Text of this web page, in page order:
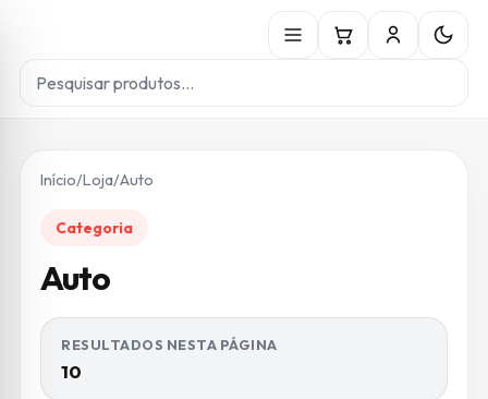
Início/Loja/Auto
Categoria
Auto
RESULTADOS NESTA PÁGINA
10